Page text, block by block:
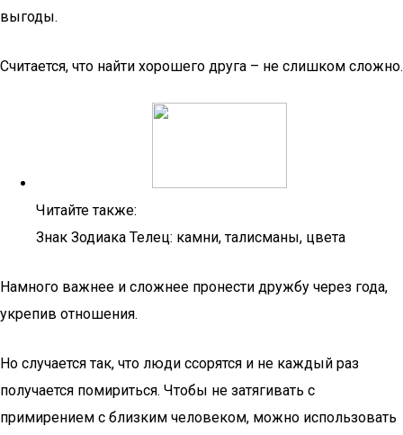
выгоды.
Считается, что найти хорошего друга – не слишком сложно.
Читайте также:
Знак Зодиака Телец: камни, талисманы, цвета
Намного важнее и сложнее пронести дружбу через года,
укрепив отношения.
Но случается так, что люди ссорятся и не каждый раз
получается помириться. Чтобы не затягивать с
примирением с близким человеком, можно использовать